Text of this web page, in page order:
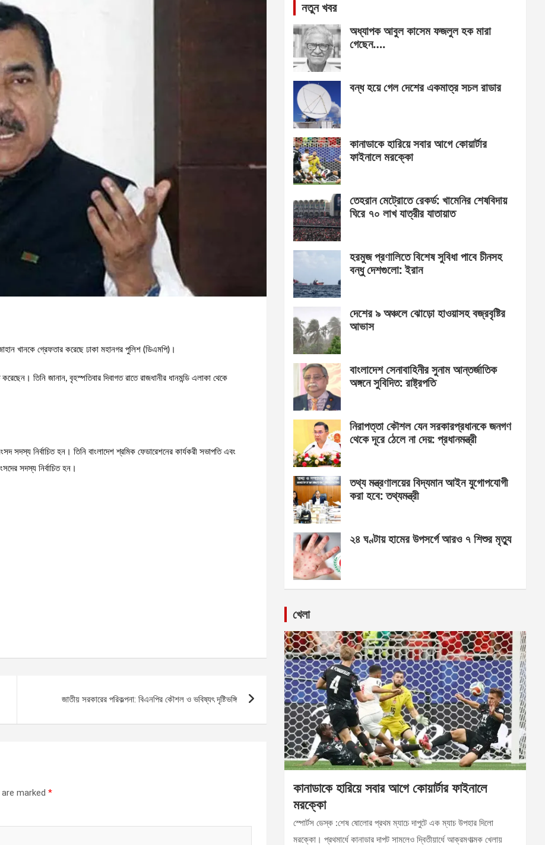
খানকে গ্রেফতার করেছে ঢাকা মহানগর পুলিশ (ডিএমপি)।
তিনি জানান, বৃহস্পতিবার দিবাগত রাতে রাজধানীর ধানমন্ডি এলাকা থেকে
সদস্য নির্বাচিত হন। তিনি বাংলাদেশ শ্রমিক ফেডারেশনের কার্যকরী সভাপতি এবং
সদস্য নির্বাচিত হন।
জাতীয় সরকারের পরিকল্পনা: বিএনপির কৌশল ও ভবিষ্যৎ দৃষ্টিভঙ্গি
marked *
নতুন খবর
অধ্যাপক আবুল কাসেম ফজলুল হক মারা
গেছেন….
বন্ধ হয়ে গেল দেশের একমাত্র সচল রাডার
কানাডাকে হারিয়ে সবার আগে কোয়ার্টার
ফাইনালে মরক্কো
তেহরান মেট্রোতে রেকর্ড: খামেনির শেষবিদায়
ঘিরে ৭০ লাখ যাত্রীর যাতায়াত
হরমুজ প্রণালিতে বিশেষ সুবিধা পাবে চীনসহ
বন্ধু দেশগুলো: ইরান
দেশের ৯ অঞ্চলে ঝোড়ো হাওয়াসহ বজ্রবৃষ্টির
আভাস
বাংলাদেশ সেনাবাহিনীর সুনাম আন্তর্জাতিক
অঙ্গনে সুবিদিত: রাষ্ট্রপতি
নিরাপত্তা কৌশল যেন সরকারপ্রধানকে জনগণ
থেকে দূরে ঠেলে না দেয়: প্রধানমন্ত্রী
তথ্য মন্ত্রণালয়ের বিদ্যমান আইন যুগোপযোগী
করা হবে: তথ্যমন্ত্রী
২৪ ঘণ্টায় হামের উপসর্গে আরও ৭ শিশুর মৃত্যু
খেলা
কানাডাকে হারিয়ে সবার আগে কোয়ার্টার ফাইনালে
মরক্কো
স্পোর্টস ডেস্ক :শেষ ষোলোর প্রথম ম্যাচে দাপুটে এক ম্যাচ উপহার দিলো
মরক্কো। প্রথমার্ধে কানাডার দাপট সামলেও দ্বিতীয়ার্ধে আক্রমণাত্মক খেলায়